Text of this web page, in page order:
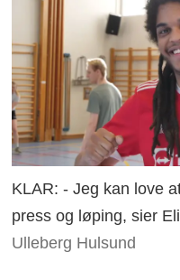
KLAR: - Jeg kan love
press og løping, sier
Ulleberg Hulsund